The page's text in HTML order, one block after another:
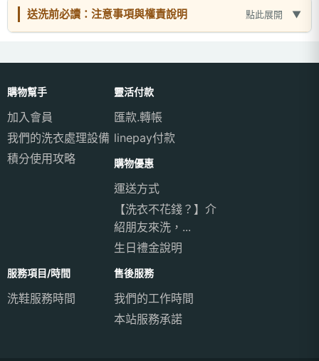
送洗前必讀：注意事項與權責說明 點此展開
購物幫手
加入會員
我們的洗衣處理設備
積分使用攻略
靈活付款
匯款.轉帳
linepay付款
購物優惠
運送方式
【洗衣不花錢？】介
紹朋友來洗，...
生日禮金說明
服務項目/時間
洗鞋服務時間
售後服務
我們的工作時間
本站服務承諾